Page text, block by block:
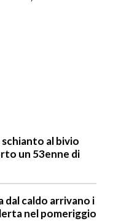
schianto al bivio
un 53enne di
dal caldo arrivano i
nel pomeriggio